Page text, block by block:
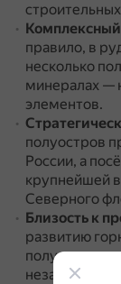
Комплексный
правило, в
несколько
минералах —
элементов.
полуостров
России, а
крупнейшей
Северного
Близость к
развитию
полуострове